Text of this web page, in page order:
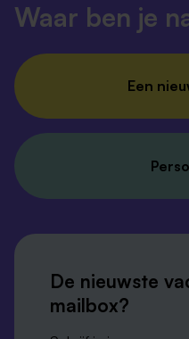
Waar ben je
Een
blijf op
De nieuwste
mailbox?